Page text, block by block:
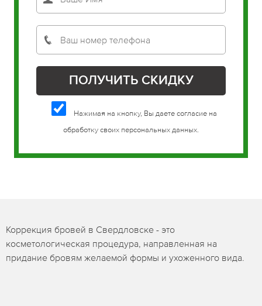
Нажимая на кнопку, Вы даете согласие на
обработку своих персональных данных.
Коррекция бровей в Свердловске - это
косметологическая процедура, направленная на
придание бровям желаемой формы и ухоженного вида.